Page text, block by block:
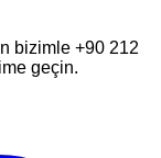
bizimle +90 212
geçin.